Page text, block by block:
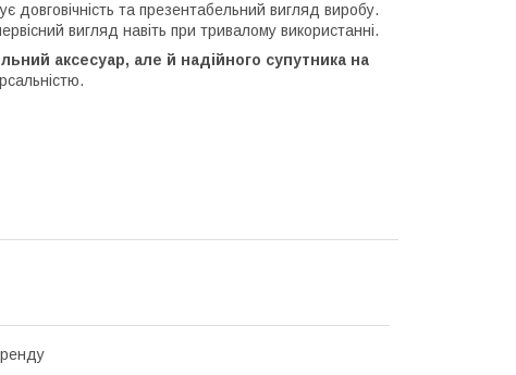
довговічність та презентабельний вигляд виробу.
вигляд навіть при тривалому використанні.
аксесуар, але й надійного супутника на